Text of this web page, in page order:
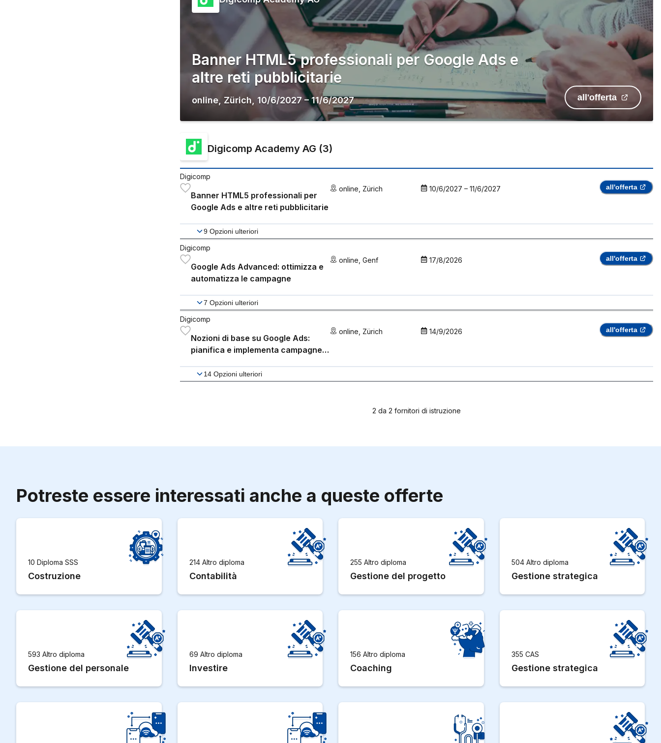
Banner HTML5 professionali per Google Ads e
altre reti pubblicitarie
online, Zürich, 10/6/2027 –11/6/2027 all'offerta
Digicomp Academy AG (3)
Digicomp
Banner HTML5 professionali per
Google Ads e altre reti pubblicitarie
online, Zürich 10/6/2027 – 11/6/2027 all'offerta
9 Opzioni ulteriori
Digicomp
Google Ads Advanced: ottimizza e
automatizza le campagne
online,Genf 17/8/2026 all'offerta
7 Opzioni ulteriori
Digicomp
Nozioni di base su Google Ads:
pianifica e implementa campagne
online, Zürich 14/9/2026 all'offerta
14 Opzioni ulteriori
2 da 2 fornitori di istruzione
Potreste essere interessati anche a queste offerte
10 Diploma SSS
Costruzione
214 Altro diploma
Contabilità
255 Altro diploma
Gestione del progetto
504 Altro diploma
Gestione strategica
593 Altro diploma
Gestione del personale
69 Altro diploma
Investire
156 Altro diploma
Coaching
355 CAS
Gestione strategica